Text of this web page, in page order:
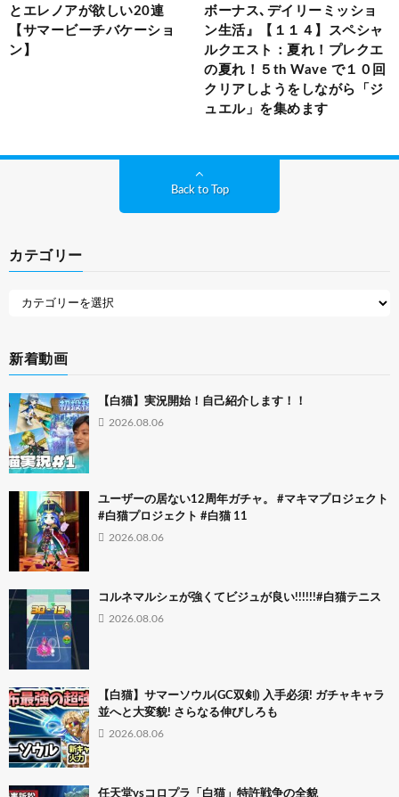
とエレノアが欲しい20連
【サマービーチバケーショ
ン】
ボーナス､デイリーミッショ
ン生活』【１１４】スペシャ
ルクエスト：夏れ！プレクエ
の夏れ！５th Wave で１０回
クリアしようをしながら「ジ
ュエル」を集めます
Back to Top
カテゴリー
新着動画
【白猫】実況開始！自己紹介します！！
2026.08.06
ユーザーの居ない12周年ガチャ。 #マキマプロジェクト
#白猫プロジェクト #白猫 11
2026.08.06
コルネマルシェが強くてビジュが良い!!!!!!#白猫テニス
2026.08.06
【白猫】サマーソウル(GC双剣) 入手必須! ガチャキャラ
並へと大変貌! さらなる伸びしろも
2026.08.06
任天堂vsコロプラ「白猫」特許戦争の全貌